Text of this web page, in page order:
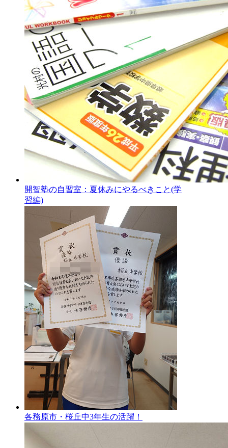
開智塾の自習室：夏休みにやるべきこと(学
習編)
各務原市・桜丘中3年生の活躍！